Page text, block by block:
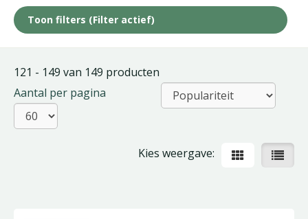
Toon filters (Filter actief)
121 - 149 van 149 producten
Aantal per pagina
Kies weergave: